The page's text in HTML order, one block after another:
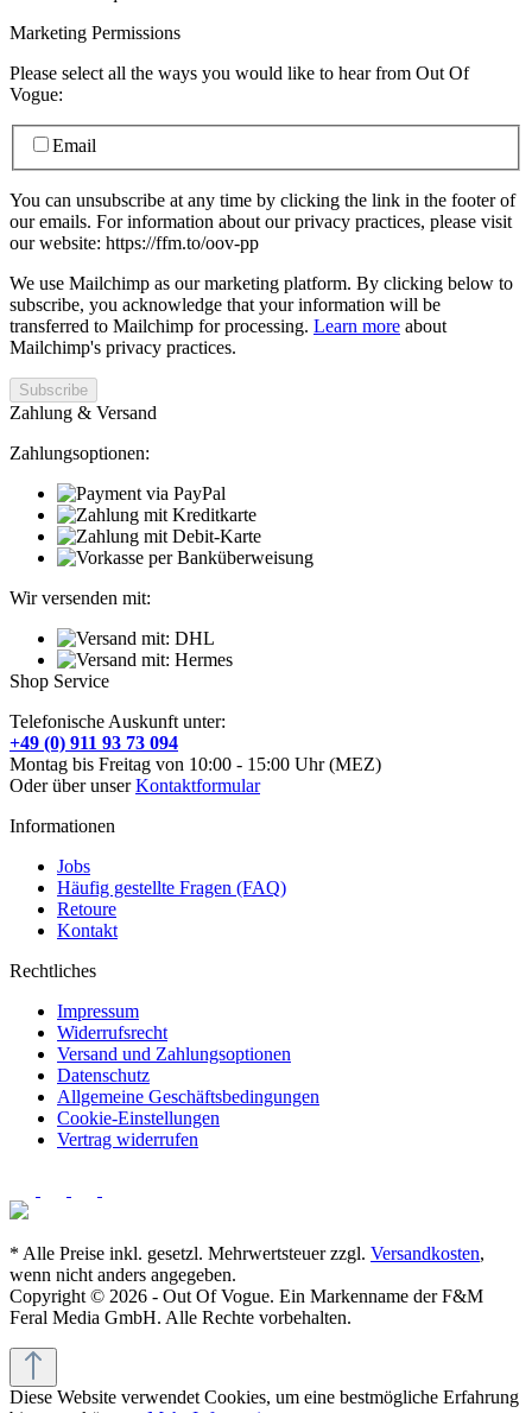
Marketing Permissions
Please select all the ways you would like to hear from Out Of
Vogue:
Email
You can unsubscribe at any time by clicking the link in the footer of
our emails. For information about our privacy practices, please visit
our website: https://ffm.to/oov-pp
We use Mailchimp as our marketing platform. By clicking below to
subscribe, you acknowledge that your information will be
transferred to Mailchimp for processing. Learn more about
Mailchimp's privacy practices.
Zahlung & Versand
Zahlungsoptionen:
Wir versenden mit:
Shop Service
Telefonische Auskunft unter:
+49 (0) 911 93 73 094
Montag bis Freitag von 10:00 - 15:00 Uhr (MEZ)
Oder über unserKontaktformular
Informationen
Jobs
Häufig gestellte Fragen (FAQ)
Retoure
Kontakt
Rechtliches
Impressum
Widerrufsrecht
Versand und Zahlungsoptionen
Datenschutz
Allgemeine Geschäftsbedingungen
Cookie-Einstellungen
Vertrag widerrufen
* Alle Preise inkl. gesetzl. Mehrwertsteuer zzgl. Versandkosten,
wenn nicht anders angegeben.
Copyright © 2026 - Out Of Vogue. Ein Markenname der F&M
Feral Media GmbH. Alle Rechte vorbehalten.
Diese Website verwendet Cookies, um eine bestmögliche Erfahrung